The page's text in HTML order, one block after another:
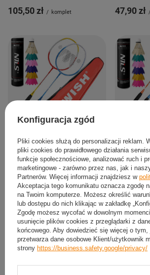
105,50 zł / komplet 47,90 zł /
Zestaw 2 Rakiety Do Gry W
Badmintona W Pokrowcu WISH + 6
Lotek Piórkowych
75,84 zł / komplet
Zestaw 2
Lotek
Badmintona
76,70 zł /
Konfiguracja zgód
Pliki cookies służą do personalizacji reklam.
pliki cookies do prawidłowego działania
funkcje społecznościowe, analizować ruch i
marketingowe - zarówno przez nas, jak i
Partnerów. Więcej informacji znajdziesz w
Akceptacja tego komunikatu oznacza zgodę
na Twoim komputerze. Możesz określić
lub dostępu do nich klikając w zakładkę
Zgodę możesz wycofać w dowolnym
usunięcie plików cookies z przeglądarki z
końcowego. Aby dowiedzieć się więcej o tym,
przetwarza dane osobowe Klient/użytkownik
strony https://business.safety.google/privacy/